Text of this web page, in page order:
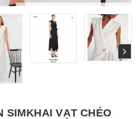
SIMKHAI VẠT CHÉO